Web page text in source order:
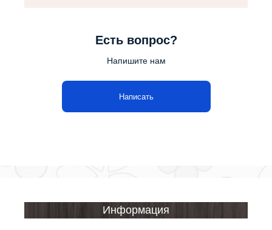
Есть вопрос?
Напишите нам
Написать
Информация